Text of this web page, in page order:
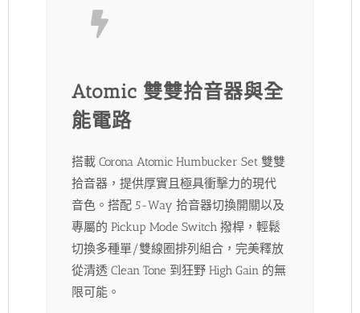
Atomic 雙雙拾音器與全
能電路
搭載 Corona Atomic Humbucker Set 雙雙
拾音器，提供厚實且極具衝擊力的現代
音色。搭配 5-Way 拾音器切換開關以及
專屬的 Pickup Mode Switch 撥桿，輕鬆
切換多種單/雙線圈排列組合，完美釋放
從清透 Clean Tone 到狂野 High Gain 的無
限可能。